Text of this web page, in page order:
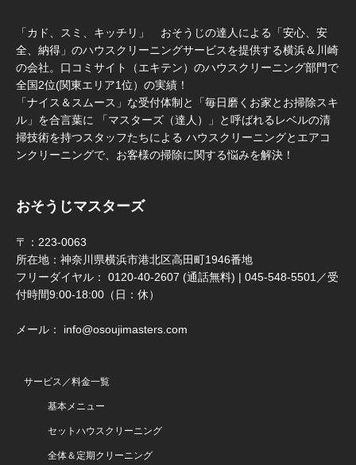
「カド、スミ、キッチリ」 おそうじの達人による「安心、安
全、納得」のハウスクリーニングサービスを提供する横浜＆川崎
の会社。口コミサイト（エキテン）のハウスクリーニング部門で
全国2位(関東エリア1位）の実績！
「ナイス＆スムース」な受付体制と「毎日磨くお家とお掃除スキ
ル」を合言葉に 「マスターズ（達人）」と呼ばれるレベルの清
掃技術を持つスタッフたちによる ハウスクリーニングとエアコ
ンクリーニングで、お客様の掃除に関する悩みを解決！
おそうじマスターズ
〒：223-0063
所在地：神奈川県横浜市港北区高田町1946番地
フリーダイヤル： 0120-40-2607 (通話無料) | 045-548-5501／受
付時間9:00-18:00（日：休）
メール： info@osoujimasters.com
サービス／料金一覧
基本メニュー
セットハウスクリーニング
全体＆定期クリーニング